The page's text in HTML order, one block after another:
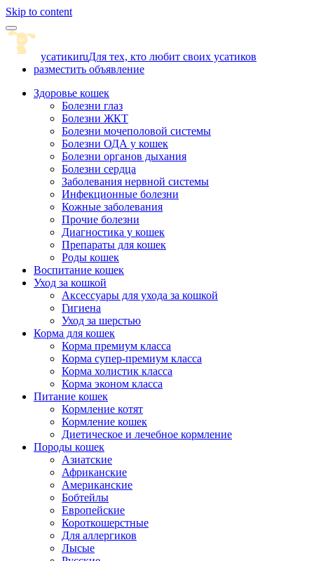
Skip to content
усатикиruДля тех, кто любит своих усатиков
разместить объявление
Здоровье кошек
Болезни глаз
Болезни ЖКТ
Болезни мочеполовой системы
Болезни ОДА у кошек
Болезни органов дыхания
Болезни сердца
Заболевания нервной системы
Инфекционные болезни
Кожные заболевания
Прочие болезни
Диагностика у кошек
Препараты для кошек
Роды кошек
Воспитание кошек
Уход за кошкой
Аксессуары для ухода за кошкой
Гигиена
Уход за шерстью
Корма для кошек
Корма премиум класса
Корма супер-премиум класса
Корма холистик класса
Корма эконом класса
Питание кошек
Кормление котят
Кормление кошек
Диетическое и лечебное кормление
Породы кошек
Азиатские
Африканские
Американские
Бобтейлы
Европейские
Короткошерстные
Для аллергиков
Лысые